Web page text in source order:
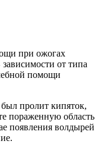
при ожогах
от типа
помощи
был пролит кипяток,
пораженную область
появления волдырей